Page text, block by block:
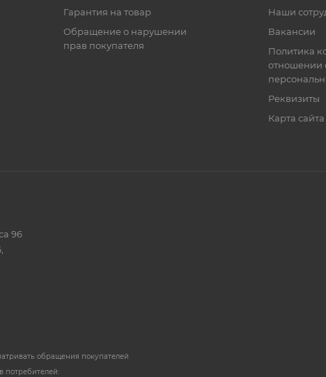
Гарантия на товар
Обращение о нарушении
прав покупателя
Наши
Вакансии
Политика
отношении
Реквизиты
Карта сайта
96
обращения покупателей
потребителей: